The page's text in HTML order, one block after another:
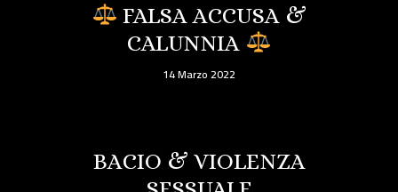
FALSA ACCUSA &
CALUNNIA
14 Marzo 2022
BACIO & VIOLENZA